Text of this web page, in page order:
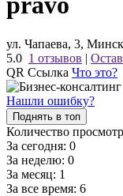
ул. Чапаева, 3,
5.0 1 отзывов |
QR Ссылка Что это?
Нашли ошибку?
Поднять в топ
Количество
За сегодня: 0
За неделю: 0
За месяц: 1
За все время: 6